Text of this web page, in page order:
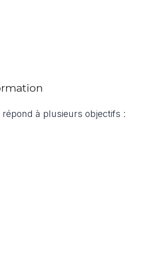
répond à plusieurs objectifs :